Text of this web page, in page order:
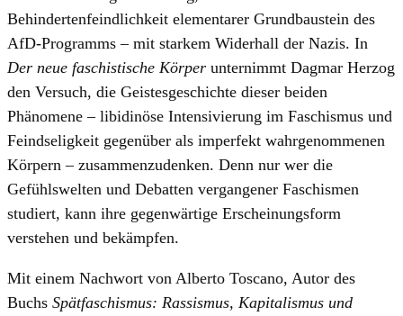
Behindertenfeindlichkeit elementarer Grundbaustein des
AfD-Programms – mit starkem Widerhall der Nazis. In
Der neue faschistische Körper unternimmt Dagmar Herzog
den Versuch, die Geistesgeschichte dieser beiden
Phänomene – libidinöse Intensivierung im Faschismus und
Feindseligkeit gegenüber als imperfekt wahrgenommenen
Körpern – zusammenzudenken. Denn nur wer die
Gefühlswelten und Debatten vergangener Faschismen
studiert, kann ihre gegenwärtige Erscheinungsform
verstehen und bekämpfen.
Mit einem Nachwort von Alberto Toscano, Autor des
Buchs Spätfaschismus: Rassismus, Kapitalismus und